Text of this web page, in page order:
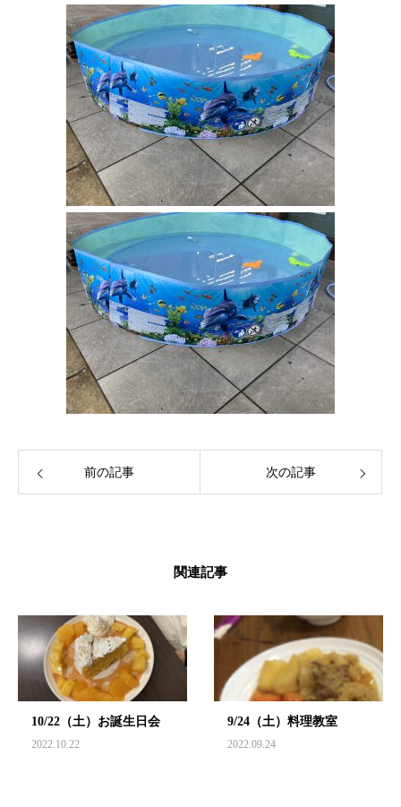
前の記事 次の記事
関連記事
10/22（土）お誕生日会
2022.10.22
9/24（土）料理教室
2022.09.24